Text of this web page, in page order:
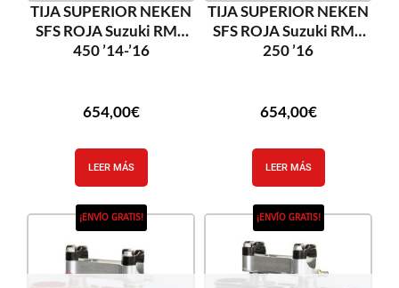
TIJA SUPERIOR NEKEN
SFS ROJA Suzuki RMZ
450 ’14-’16
654,00€
LEER MÁS
TIJA SUPERIOR NEKEN
SFS ROJA Suzuki RMZ
250 ’16
654,00€
LEER MÁS
¡ENVÍO GRATIS! ¡ENVÍO GRATIS!